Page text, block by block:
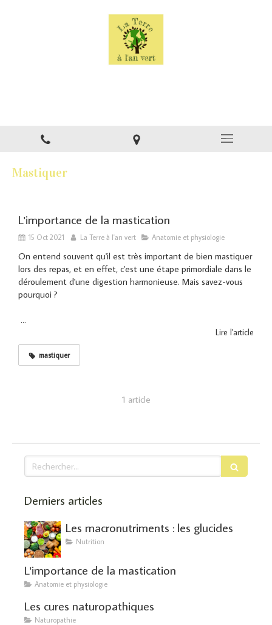
Mastiquer
L'importance de la mastication
15 Oct 2021 La Terre à l'an vert Anatomie et physiologie
On entend souvent qu'il est très important de bien mastiquer
lors des repas, et en effet, c'est une étape primordiale dans le
déroulement d'une digestion harmonieuse. Mais savez-vous
pourquoi ?
...
Lire l'article
mastiquer
1 article
Rechercher
Derniers articles
Les macronutriments : les glucides
Nutrition
L'importance de la mastication
Anatomie et physiologie
Les cures naturopathiques
Naturopathie